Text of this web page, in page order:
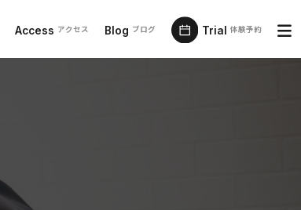
Access アクセス Blog ブログ Trial 体験予約